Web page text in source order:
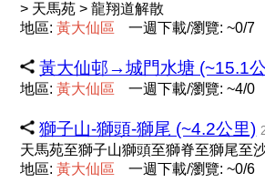
> 天馬苑 > 龍翔道解散
地區:黃大仙區 一週下載/瀏覽: ~0/7
黃大仙邨→城門水塘 (~15.1
地區:黃大仙區 一週下載/瀏覽: ~4/0
獅子山-獅頭-獅尾 (~4.2公里)
天馬苑至獅子山獅頭至獅脊至獅尾至
地區:黃大仙區 一週下載/瀏覽: ~0/6